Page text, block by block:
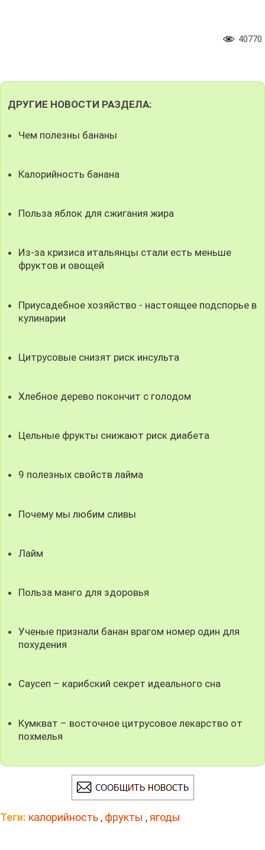
40770
ДРУГИЕ НОВОСТИ РАЗДЕЛА:
Чем полезны бананы
Калорийность банана
Польза яблок для сжигания жира
Из-за кризиса итальянцы стали есть меньше
фруктов и овощей
Приусадебное хозяйство - настоящее подспорье в
кулинарии
Цитрусовые снизят риск инсульта
Хлебное дерево покончит с голодом
Цельные фрукты снижают риск диабета
9 полезных свойств лайма
Почему мы любим сливы
Лайм
Польза манго для здоровья
Ученые признали банан врагом номер один для
похудения
Саусеп – карибский секрет идеального сна
Кумкват – восточное цитрусовое лекарство от
похмелья
Теги: калорийность , фрукты , ягоды